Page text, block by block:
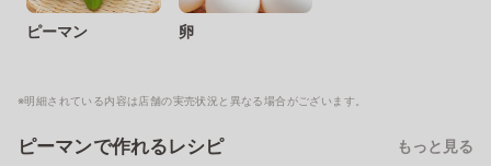
ピーマン 卵
※明細されている内容は店舗の実売状況と異なる場合がございます。
ピーマンで作れるレシピ もっと見る